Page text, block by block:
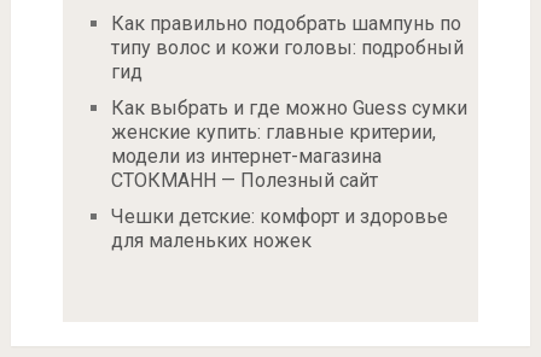
Как правильно подобрать шампунь по
типу волос и кожи головы: подробный
гид
Как выбрать и где можно Guess сумки
женские купить: главные критерии,
модели из интернет-магазина
СТОКМАНН — Полезный сайт
Чешки детские: комфорт и здоровье
для маленьких ножек